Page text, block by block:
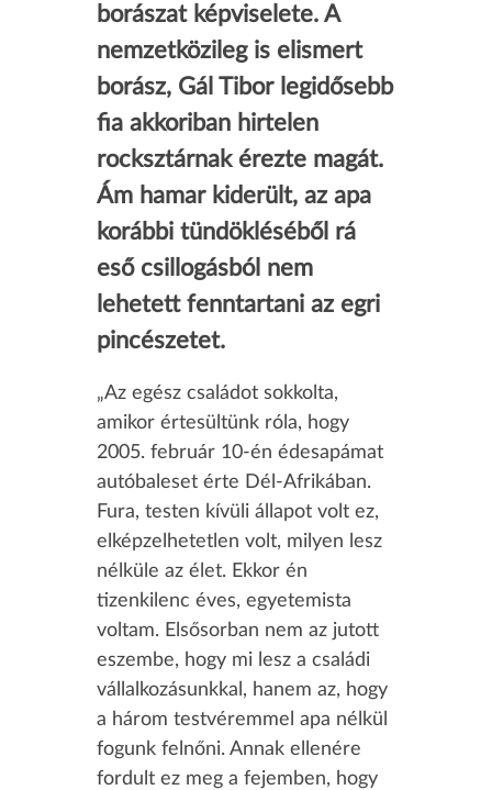
borászat képviselete. A
nemzetközileg is elismert
borász, Gál Tibor legidősebb
fia akkoriban hirtelen
rocksztárnak érezte magát.
Ám hamar kiderült, az apa
korábbi tündökléséből rá
eső csillogásból nem
lehetett fenntartani az egri
pincészetet.
„Az egész családot sokkolta,
amikor értesültünk róla, hogy
2005. február 10-én édesapámat
autóbaleset érte Dél-Afrikában.
Fura, testen kívüli állapot volt ez,
elképzelhetetlen volt, milyen lesz
nélküle az élet. Ekkor én
tizenkilenc éves, egyetemista
voltam. Elsősorban nem az jutott
eszembe, hogy mi lesz a családi
vállalkozásunkkal, hanem az, hogy
a három testvéremmel apa nélkül
fogunk felnőni. Annak ellenére
fordult ez meg a fejemben, hogy